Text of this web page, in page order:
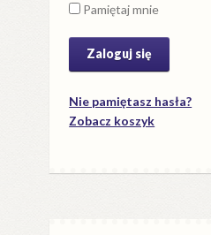
Pamiętaj mnie
Nie pamiętasz hasła?
Zobacz koszyk